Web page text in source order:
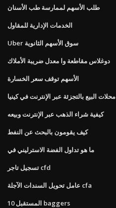
طلب الأسهم لممارسة طب الأسنان
الخدمات الإدارية للمقاول
Uber سوق الأسهم الثانوية
دوغلاس مقاطعة وا معدل ضريبة الأملاك
الأسهم توقف سعر الخسارة
محلات البيع بالتجزئة عبر الإنترنت في كينيا
كيفية شراء الذهب عبر الإنترنت وبيعه
كيف يقومون بالبحث عن النفط
ما هو تداول الفضة الاسترليني في
تسجيل تاجر cfd
عامل تحويل السندات الآجلة cfa
10 المستقبل baggers